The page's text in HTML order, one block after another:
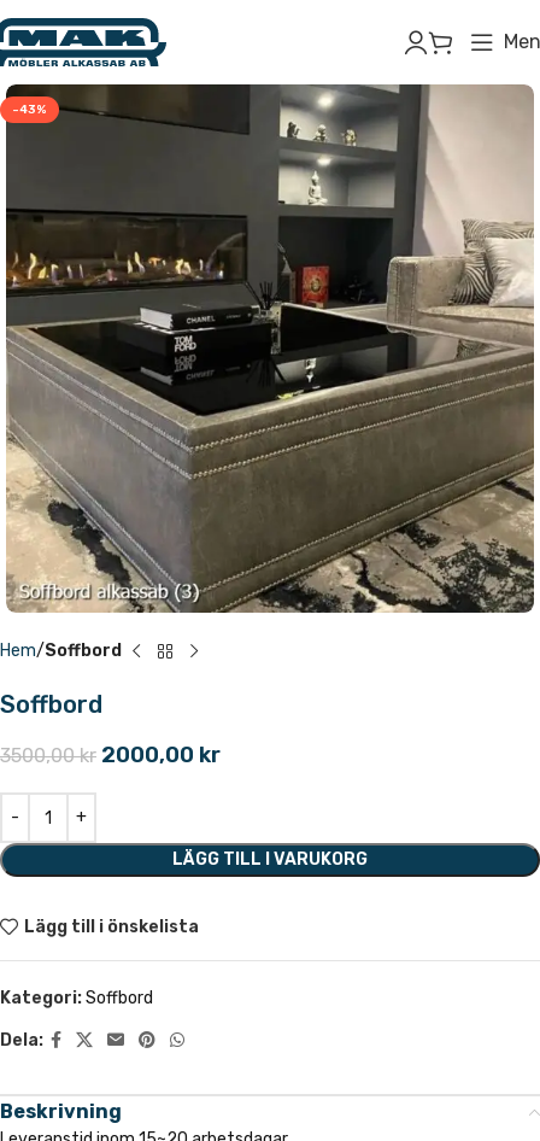
-43%
Hem Soffbord
Soffbord
3500,00kr 2000,00 kr
LÄGG TILL I VARUKORG
Lägg till i önskelista
Kategori:Soffbord
Dela:
Beskrivning